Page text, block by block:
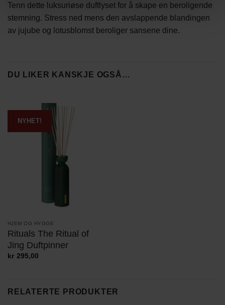
Tenn dette luksuriøse duftlyset for å skape en beroligende
stemning. Stress ned mens den avslappende blandingen
av jujube og lotusblomst beroliger sansene dine.
DU LIKER KANSKJE OGSÅ…
NYHET!
HJEM OG HYGGE
Rituals The Ritual of
Jing Duftpinner
kr 295,00
RELATERTE PRODUKTER